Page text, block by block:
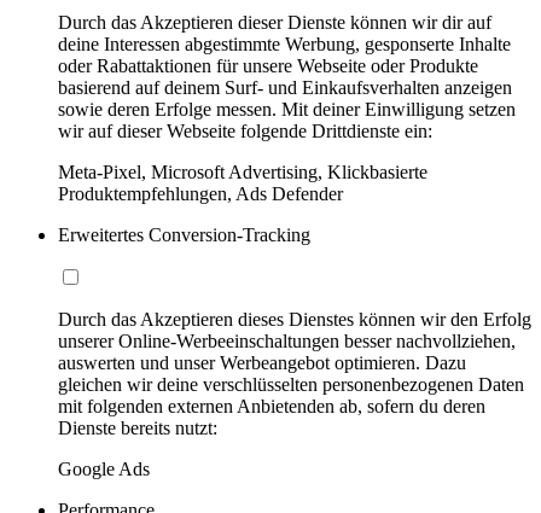
Durch das Akzeptieren dieser Dienste können wir dir auf
deine Interessen abgestimmte Werbung, gesponserte Inhalte
oder Rabattaktionen für unsere Webseite oder Produkte
basierend auf deinem Surf- und Einkaufsverhalten anzeigen
sowie deren Erfolge messen. Mit deiner Einwilligung setzen
wir auf dieser Webseite folgende Drittdienste ein:
Meta-Pixel, Microsoft Advertising, Klickbasierte
Produktempfehlungen, Ads Defender
Erweitertes Conversion-Tracking
Durch das Akzeptieren dieses Dienstes können wir den Erfolg
unserer Online-Werbeeinschaltungen besser nachvollziehen,
auswerten und unser Werbeangebot optimieren. Dazu
gleichen wir deine verschlüsselten personenbezogenen Daten
mit folgenden externen Anbietenden ab, sofern du deren
Dienste bereits nutzt:
Google Ads